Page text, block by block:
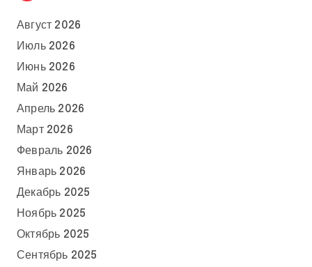
Август 2026
Июль 2026
Июнь 2026
Май 2026
Апрель 2026
Март 2026
Февраль 2026
Январь 2026
Декабрь 2025
Ноябрь 2025
Октябрь 2025
Сентябрь 2025